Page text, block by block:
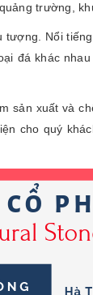
trường,
Nổi
đá khác
sản xuất và
cho quý